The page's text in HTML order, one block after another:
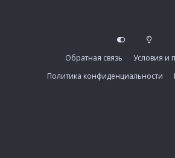
Обратная связь
Условия и
Политика конфиденциальности